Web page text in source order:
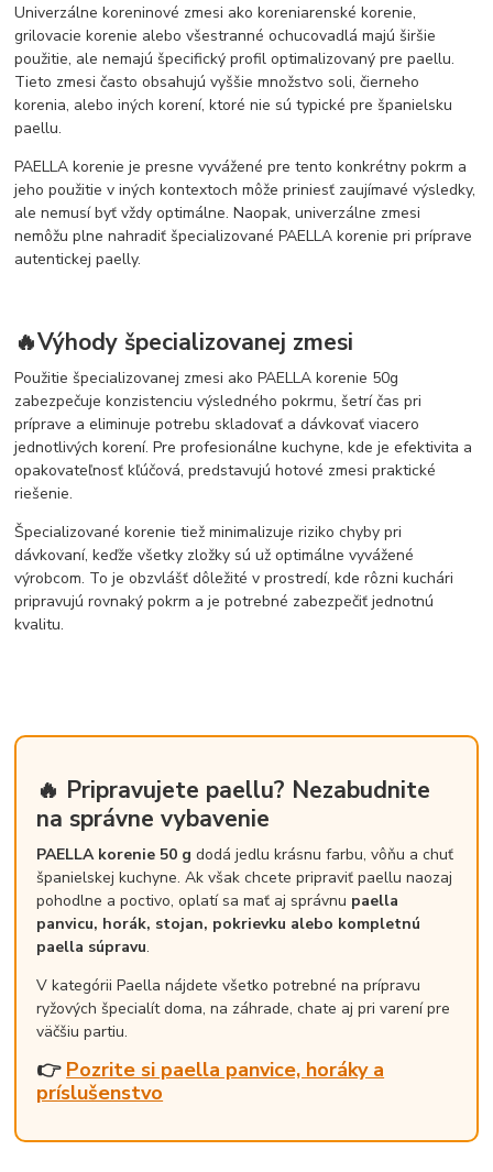
Univerzálne koreninové zmesi ako koreniarenské korenie,
grilovacie korenie alebo všestranné ochucovadlá majú širšie
použitie, ale nemajú špecifický profil optimalizovaný pre paellu.
Tieto zmesi často obsahujú vyššie množstvo soli, čierneho
korenia, alebo iných korení, ktoré nie sú typické pre španielsku
paellu.
PAELLA korenie je presne vyvážené pre tento konkrétny pokrm a
jeho použitie v iných kontextoch môže priniesť zaujímavé výsledky,
ale nemusí byť vždy optimálne. Naopak, univerzálne zmesi
nemôžu plne nahradiť špecializované PAELLA korenie pri príprave
autentickej paelly.
🔥Výhody špecializovanej zmesi
Použitie špecializovanej zmesi ako PAELLA korenie 50g
zabezpečuje konzistenciu výsledného pokrmu, šetrí čas pri
príprave a eliminuje potrebu skladovať a dávkovať viacero
jednotlivých korení. Pre profesionálne kuchyne, kde je efektivita a
opakovateľnosť kľúčová, predstavujú hotové zmesi praktické
riešenie.
Špecializované korenie tiež minimalizuje riziko chyby pri
dávkovaní, keďže všetky zložky sú už optimálne vyvážené
výrobcom. To je obzvlášť dôležité v prostredí, kde rôzni kuchári
pripravujú rovnaký pokrm a je potrebné zabezpečiť jednotnú
kvalitu.
🔥 Pripravujete paellu? Nezabudnite
na správne vybavenie
PAELLA korenie 50 g dodá jedlu krásnu farbu, vôňu a chuť
španielskej kuchyne. Ak však chcete pripraviť paellu naozaj
pohodlne a poctivo, oplatí sa mať aj správnu paella
panvicu, horák, stojan, pokrievku alebo kompletnú
paella súpravu.
V kategórii Paella nájdete všetko potrebné na prípravu
ryžových špecialít doma, na záhrade, chate aj pri varení pre
väčšiu partiu.
👉 Pozrite si paella panvice, horáky a
príslušenstvo